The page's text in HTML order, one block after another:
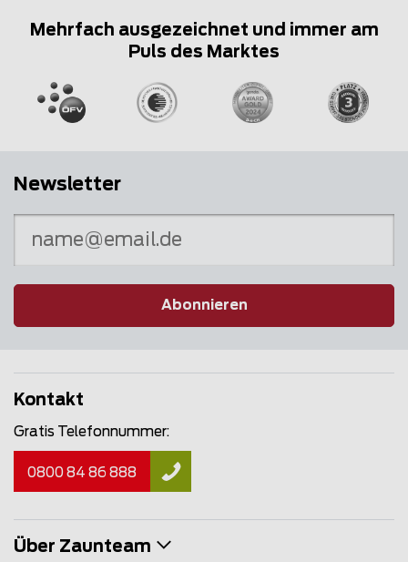
Mehrfach ausgezeichnet und immer am
Puls des Marktes
Newsletter
Abonnieren
Kontakt
Gratis Telefonnummer:
0800 84 86 888
Über Zaunteam